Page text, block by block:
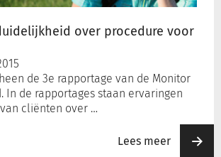
over procedure voor
de 3e rapportage van de Monitor
In de rapportages staan ervaringen
cliënten over …
Lees meer